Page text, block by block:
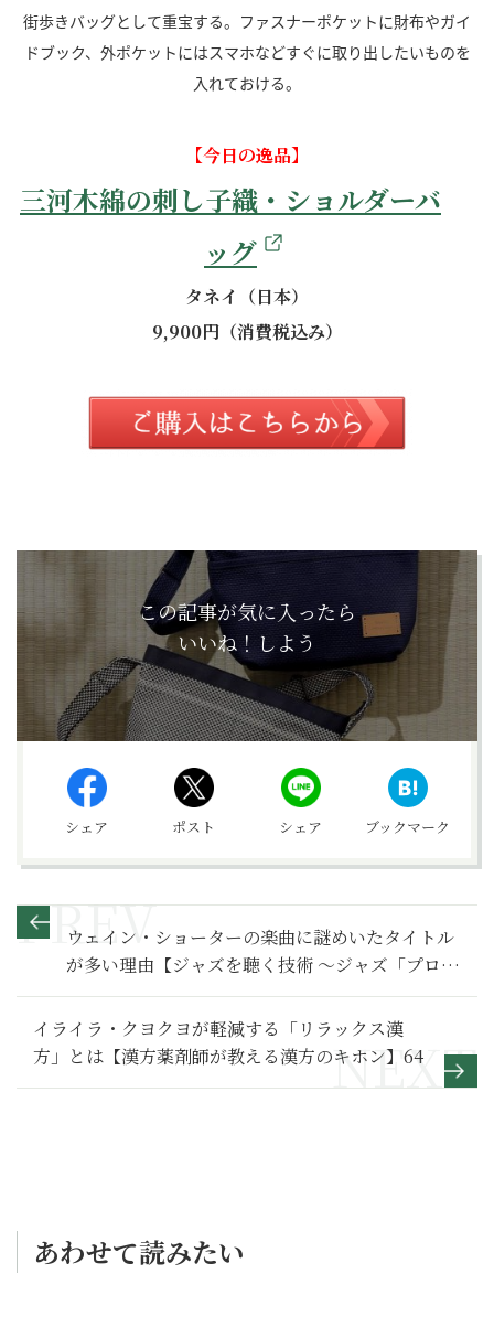
街歩きバッグとして重宝する。ファスナーポケットに財布やガイ
ドブック、外ポケットにはスマホなどすぐに取り出したいものを
入れておける。
【今日の逸品】
三河木綿の刺し子織・ショルダーバ
ッグ
タネイ（日本）
9,900円（消費税込み）
この記事が気に入ったら
いいね！しよう
シェア ポスト シェア ブックマーク
ウェイン・ショーターの楽曲に謎めいたタイトル
が多い理由【ジャズを聴く技術 〜ジャズ「プロ・
リスナー」への道200】
イライラ・クヨクヨが軽減する「リラックス漢
方」とは【漢方薬剤師が教える漢方のキホン】64
あわせて読みたい